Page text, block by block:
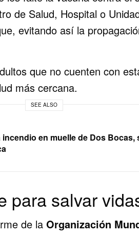
de Salud, Hospital o
evitando así la
que no cuenten con
más cercana.
SEE ALSO
en muelle de Dos Bocas,
para salvar
de laOrganización